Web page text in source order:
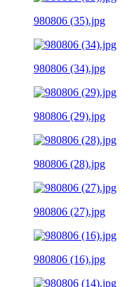
980806 (35).jpg
980806 (34).jpg
980806 (29).jpg
980806 (28).jpg
980806 (27).jpg
980806 (16).jpg